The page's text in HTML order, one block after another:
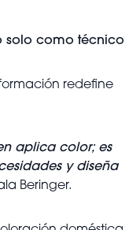
solo como técnico
redefine
aplica color; es
y diseña
Beringer.